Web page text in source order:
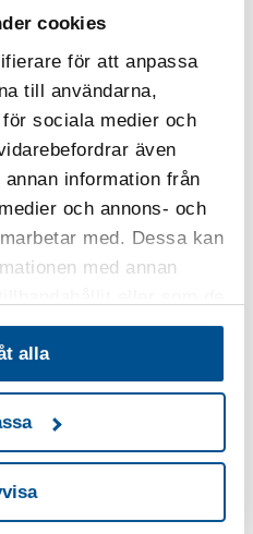
cookies
för att anpassa
till användarna,
sociala medier och
även
information från
och annons- och
med. Dessa kan
med annan
deras tjänster.
alla